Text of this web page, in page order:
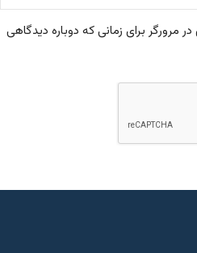
مرورگر برای زمانی که دوباره دیدگاهی